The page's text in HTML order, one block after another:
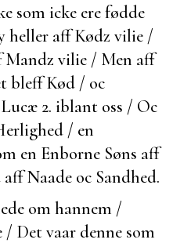
som icke ere fødde
heller aff Kødz vilie /
Mandz vilie / Men aff
bleff Kød / oc
Lucæ 2. iblant oss / Oc
/ en
en Enborne Søns aff
Naade oc Sandhed.
om hannem /
/ Det vaar denne som